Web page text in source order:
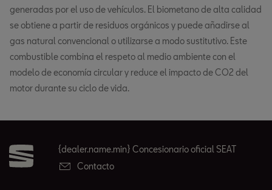
generadas por el uso de vehículos. El biometano de alta calidad
se obtiene a partir de residuos orgánicos y puede añadirse al
gas natural convencional o utilizarse a modo sustitutivo. Este
combustible combina el respeto al medio ambiente con el
modelo de economía circular y reduce el impacto de CO2 del
motor durante su ciclo de vida.
{dealer.name.min} Concesionario oficial SEAT
Contacto